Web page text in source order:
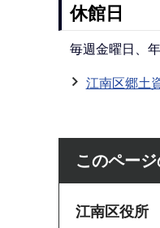
休館日
毎週金曜日、
江南区郷土
このペー
江南区役所